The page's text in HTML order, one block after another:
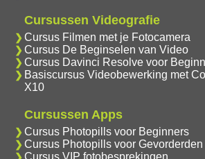
Cursussen Videografie
Cursus Filmen met je Fotocamera
Cursus De Beginselen van Video
Cursus Davinci Resolve voor
Basiscursus Videobewerking met
X10
Cursussen Apps
Cursus Photopills voor Beginners
Cursus Photopills voor Gevorderden
Cursus VIP fotobesprekingen